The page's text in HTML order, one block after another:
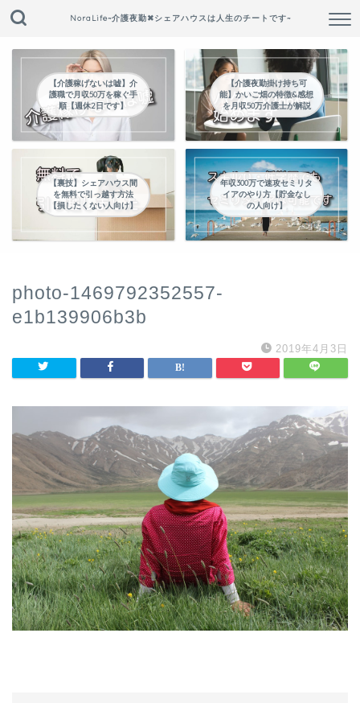
NoraLife~介護夜勤✖︎シェアハウスは人生のチートです~
【介護稼げないは嘘】介
護職で月収50万を稼ぐ手
順【週休2日です】
【介護夜勤掛け持ち可
能】かいご畑の特徴&感想
を月収50万介護士が解説
【裏技】シェアハウス間
を無料で引っ越す方法
【損したくない人向け】
年収300万で速攻セミリタ
イアのやり方【貯金なし
の人向け】
photo-1469792352557-
e1b139906b3b
2019年4月3日